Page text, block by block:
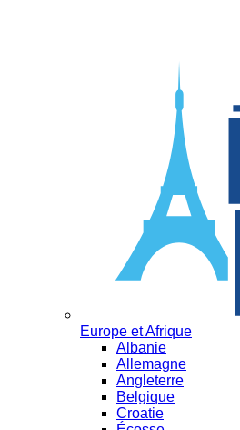
Europe et Afrique
Albanie
Allemagne
Angleterre
Belgique
Croatie